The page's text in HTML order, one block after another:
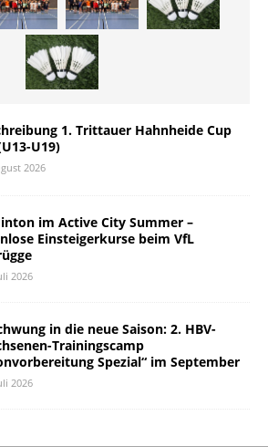
1. Trittauer Hahnheide Cup
U19)
2026
im Active City Summer –
Einsteigerkurse beim VfL
2026
in die neue Saison: 2. HBV-
Trainingscamp
Spezial“ im September
2026